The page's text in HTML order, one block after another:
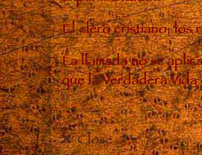
El clero cristiano, los
La llamada no se
que la Verdadera
Close